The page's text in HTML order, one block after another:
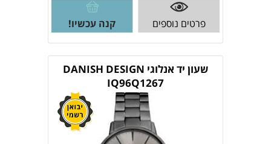
פרטים נוספים קנה עכשיו!
שעון יד אנלוגי DANISH DESIGN
IQ96Q1267